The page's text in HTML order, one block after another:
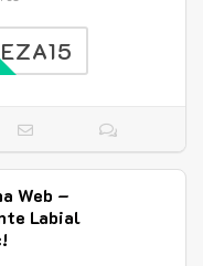
Web –
Labial